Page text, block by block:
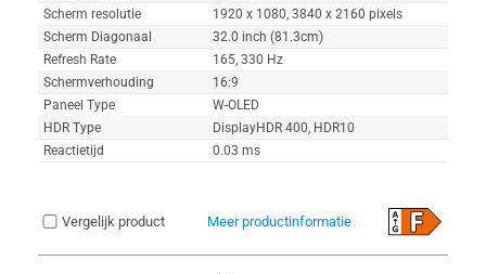
Scherm resolutie
1920 x 1080, 3840 x 2160 pixels
Scherm Diagonaal
32.0 inch (81.3cm)
Refresh Rate
165, 330 Hz
Schermverhouding
16:9
Paneel Type
W-OLED
HDR Type
DisplayHDR 400, HDR10
Reactietijd
0.03 ms
Vergelijk product Meer productinformatie